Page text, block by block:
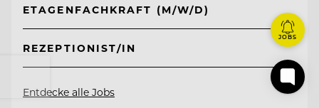
ETAGENFACHKRAFT (M/W/D)
REZEPTIONIST/IN
Entdecke alle Jobs
JOBS